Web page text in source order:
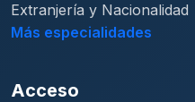
Extranjería y Nacionalidad
Más especialidades
Acceso